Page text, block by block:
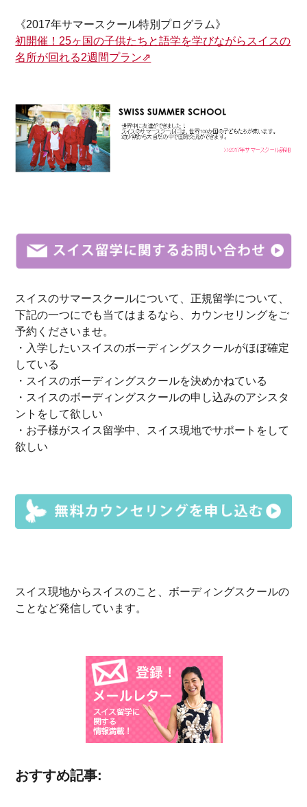
《2017年サマースクール特別プログラム》
初開催！25ヶ国の子供たちと語学を学びながらスイスの
名所が回れる2週間プラン⇗
スイスのサマースクールについて、正規留学について、
下記の一つにでも当てはまるなら、カウンセリングをご
予約くださいませ。
・入学したいスイスのボーディングスクールがほぼ確定
している
・スイスのボーディングスクールを決めかねている
・スイスのボーディングスクールの申し込みのアシスタ
ントをして欲しい
・お子様がスイス留学中、スイス現地でサポートをして
欲しい
スイス現地からスイスのこと、ボーディングスクールの
ことなど発信しています。
おすすめ記事: